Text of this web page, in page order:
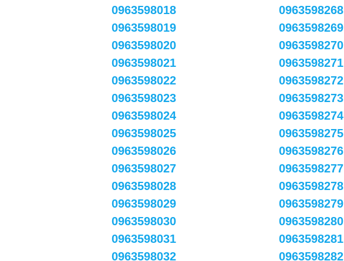
0963598018
0963598019
0963598020
0963598021
0963598022
0963598023
0963598024
0963598025
0963598026
0963598027
0963598028
0963598029
0963598030
0963598031
0963598032
0963598268
0963598269
0963598270
0963598271
0963598272
0963598273
0963598274
0963598275
0963598276
0963598277
0963598278
0963598279
0963598280
0963598281
0963598282